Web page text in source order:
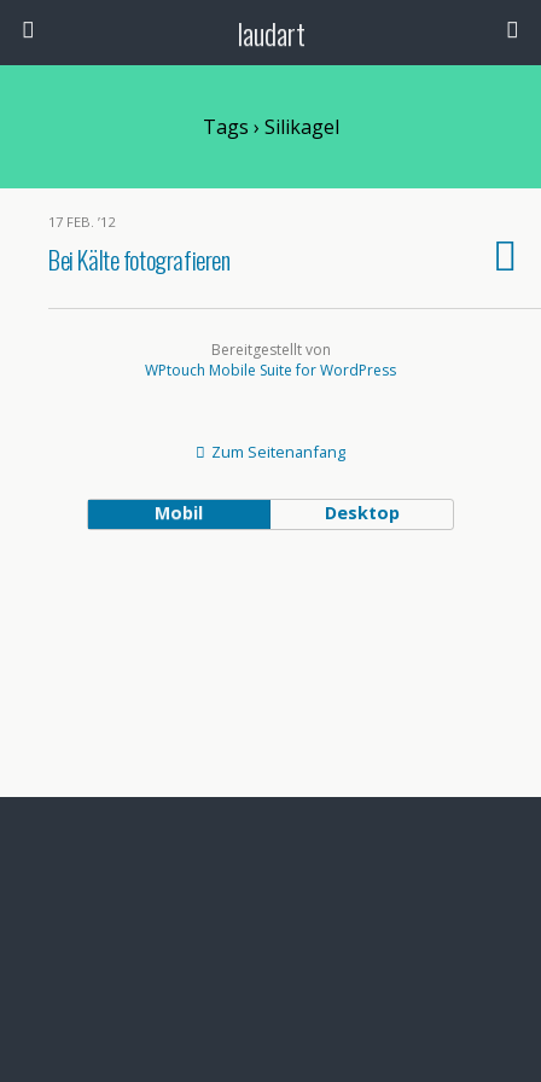
laudart
Tags › Silikagel
17 FEB. ’12
Bei Kälte fotografieren
Bereitgestellt von
WPtouch Mobile Suite for WordPress
Zum Seitenanfang
Mobil Desktop